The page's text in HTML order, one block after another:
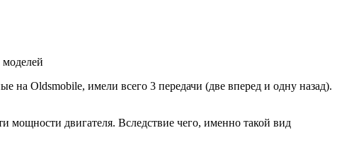
Oldsmobile, имели всего 3 передачи (две вперед и одну назад).
мощности двигателя. Вследствие чего, именно такой вид